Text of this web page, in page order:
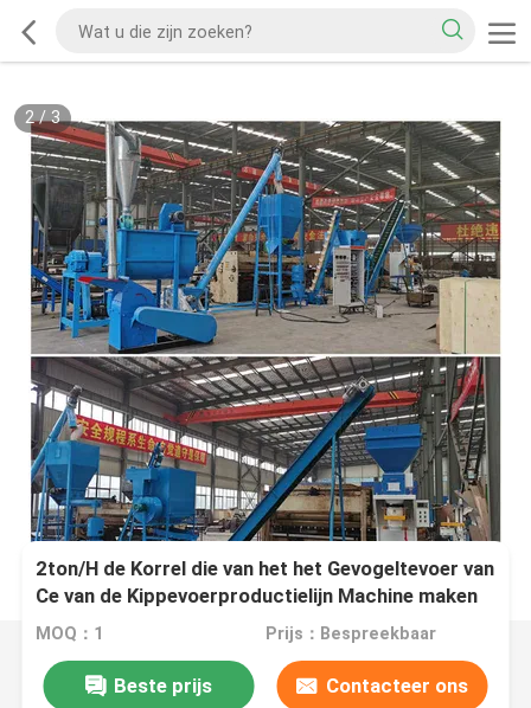
2/3
2ton/H de Korrel die van het het Gevogeltevoer van
Ce van de Kippevoerproductielijn Machine maken
MOQ：1 Prijs：Bespreekbaar
Beste prijs Contacteer ons